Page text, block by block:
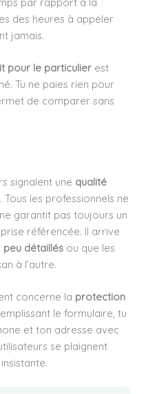
des heures à appeler
jamais.
pour le particulier est
Tu ne paies rien pour
de comparer sans
signalent une qualité
Tous les professionnels ne
garantit pas toujours un
référencée. Il arrive
peu détaillés ou que les
à l’autre.
concerne la protection
le formulaire, tu
et ton adresse avec
se plaignent